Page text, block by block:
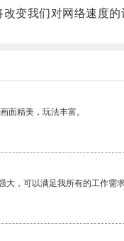
我们对网络速度的
面精美，玩法丰富。
大，可以满足我所有的工作需